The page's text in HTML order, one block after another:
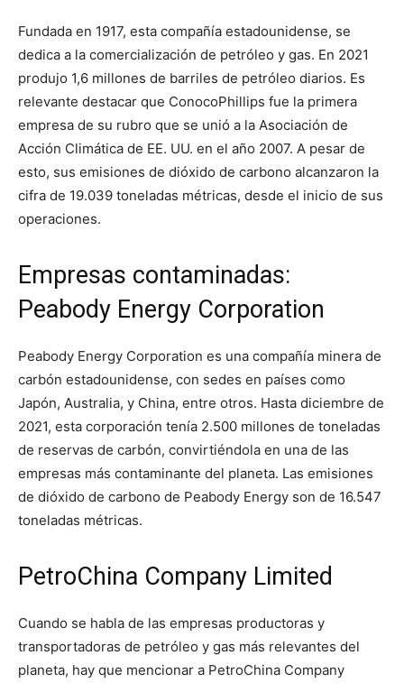
Fundada en 1917, esta compañía estadounidense, se
dedica a la comercialización de petróleo y gas. En 2021
produjo 1,6 millones de barriles de petróleo diarios. Es
relevante destacar que ConocoPhillips fue la primera
empresa de su rubro que se unió a la Asociación de
Acción Climática de EE. UU. en el año 2007. A pesar de
esto, sus emisiones de dióxido de carbono alcanzaron la
cifra de 19.039 toneladas métricas, desde el inicio de sus
operaciones.
Empresas contaminadas:
Peabody Energy Corporation
Peabody Energy Corporation es una compañía minera de
carbón estadounidense, con sedes en países como
Japón, Australia, y China, entre otros. Hasta diciembre de
2021, esta corporación tenía 2.500 millones de toneladas
de reservas de carbón, convirtiéndola en una de las
empresas más contaminante del planeta. Las emisiones
de dióxido de carbono de Peabody Energy son de 16.547
toneladas métricas.
PetroChina Company Limited
Cuando se habla de las empresas productoras y
transportadoras de petróleo y gas más relevantes del
planeta, hay que mencionar a PetroChina Company